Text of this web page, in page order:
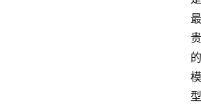
最
贵
的
模
型